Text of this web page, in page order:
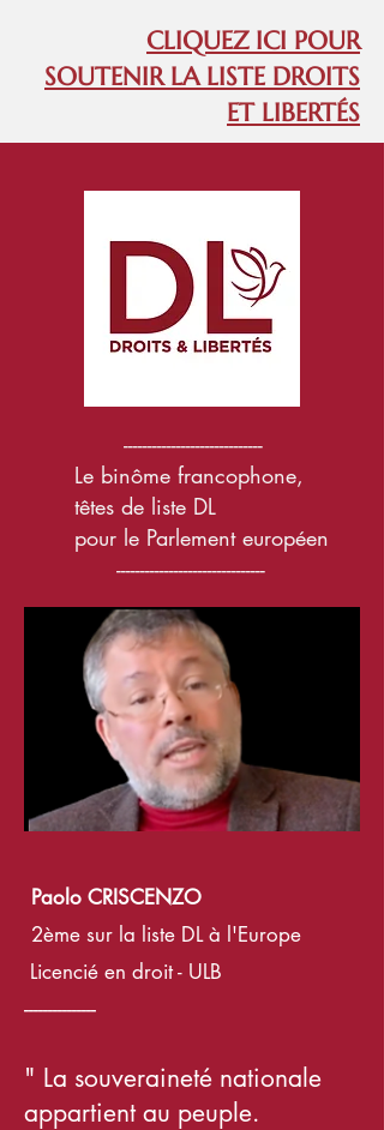
CLIQUEZ ICI POUR
SOUTENIR LA LISTE DROITS
ET LIBERTÉS
-----------------------------
Le binôme francophone,
têtes de liste DL
pour le Parlement européen
-------------------------------
Paolo CRISCENZO
2ème sur la liste DL à l'Europe
Licencié en droit - ULB
---------------
" La souveraineté nationale
appartient au peuple.